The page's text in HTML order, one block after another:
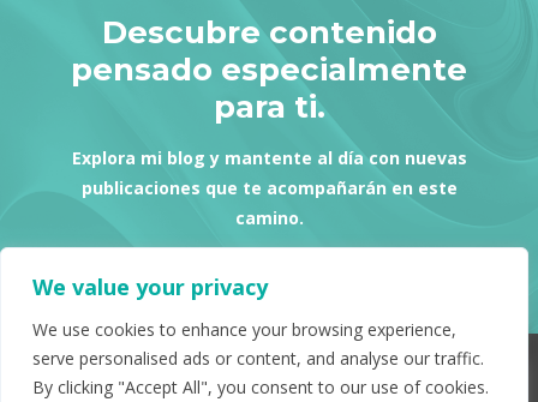
We value your privacy
We use cookies to enhance your browsing experience,
serve personalised ads or content, and analyse our traffic.
By clicking "Accept All", you consent to our use of cookies.
Descubre contenido
pensado especialmente
para ti.
Explora mi blog y mantente al día con nuevas
publicaciones que te acompañarán en este
camino.
Conéctate con nosotros